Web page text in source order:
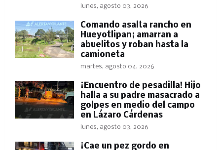
lunes, agosto 03, 2026
Comando asalta rancho en
Hueyotlipan; amarran a
abuelitos y roban hasta la
camioneta
martes, agosto 04, 2026
​¡Encuentro de pesadilla! Hijo
halla a su padre masacrado a
golpes en medio del campo
en Lázaro Cárdenas
lunes, agosto 03, 2026
​¡Cae un pez gordo en